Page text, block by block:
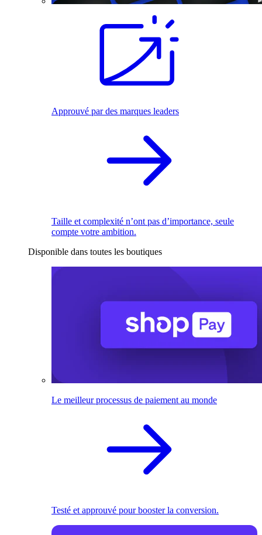
Approuvé par des marques leaders
Taille et complexité n’ont pas d’importance, seule
compte votre ambition.
Disponible dans toutes les boutiques
Le meilleur processus de paiement au monde
Testé et approuvé pour booster la conversion.